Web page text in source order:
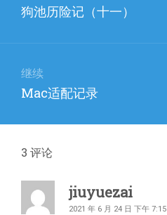
上
狗池历险记（十一）
继续
下
文
章：
Mac适配记录
3 评论
jiuyuezai
2021 年 6 月 24 日 下午 7:15